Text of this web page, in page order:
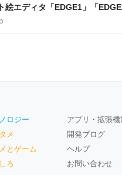
絵エディタ「EDGE1」「
ーカス】 - レバテックLAB
ロジー
メ
とゲーム
ろ
アプリ・拡張機
開発ブログ
ヘルプ
お問い合わせ